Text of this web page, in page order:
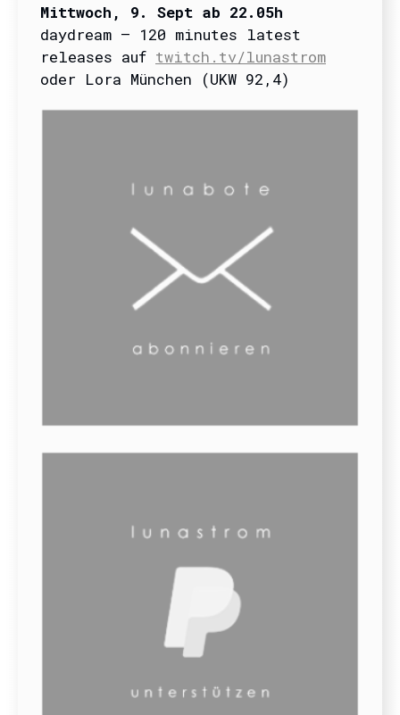
Mittwoch, 9. Sept ab 22.05h
daydream – 120 minutes latest
releases auf twitch.tv/lunastrom
oder Lora München (UKW 92,4)